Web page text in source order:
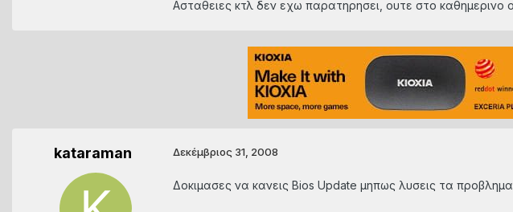
Ασταθειες κτλ δεν εχω παρατηρησει, ουτε στο καθημερινο
kataraman Δεκέμβριος 31, 2008
Δοκιμασες να κανεις Bios Update μηπως λυσεις τα